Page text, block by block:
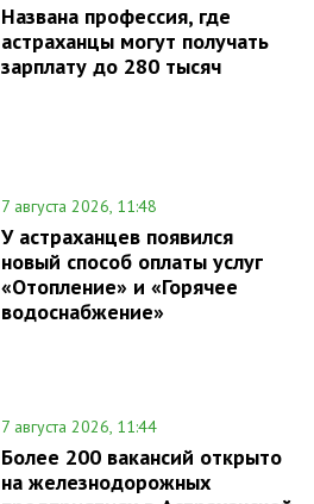
Названа профессия, где
астраханцы могут получать
зарплату до 280 тысяч
7 августа 2026, 11:48
У астраханцев появился
новый способ оплаты услуг
«Отопление» и «Горячее
водоснабжение»
7 августа 2026, 11:44
Более 200 вакансий открыто
на железнодорожных